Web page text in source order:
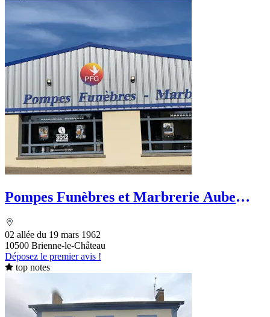
Pompes Funèbres et Marbrerie Aube
02 allée du 19 mars 1962
10500 Brienne-le-Château
Déposez le premier avis !
top notes